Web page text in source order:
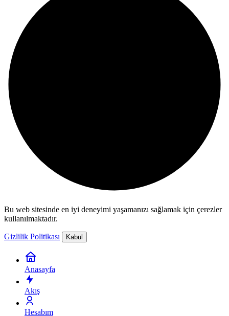
Bu web sitesinde en iyi deneyimi yaşamanızı sağlamak için çerezler
kullanılmaktadır.
Gizlilik Politikası Kabul
Anasayfa
Akış
Hesabım